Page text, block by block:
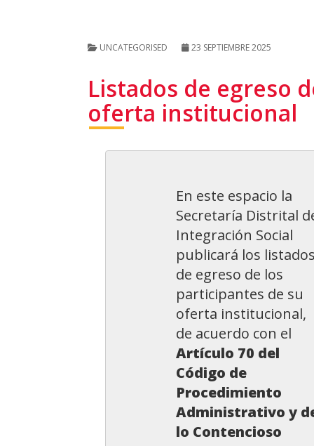
UNCATEGORISED 23 SEPTIEMBRE 2025
Listados de egreso
oferta institucional
En este espacio la
Secretaría Distrital
Integración Social
publicará los
de egreso de los
participantes de su
oferta institucional,
de acuerdo con el
Artículo 70 del
Código de
Procedimiento
Administrativo y
lo Contencioso